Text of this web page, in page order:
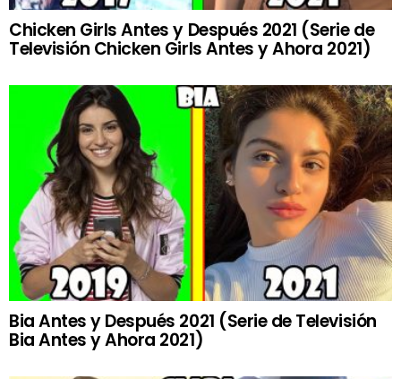
Chicken Girls Antes y Después 2021 (Serie de
Televisión Chicken Girls Antes y Ahora 2021)
Bia Antes y Después 2021 (Serie de Televisión
Bia Antes y Ahora 2021)